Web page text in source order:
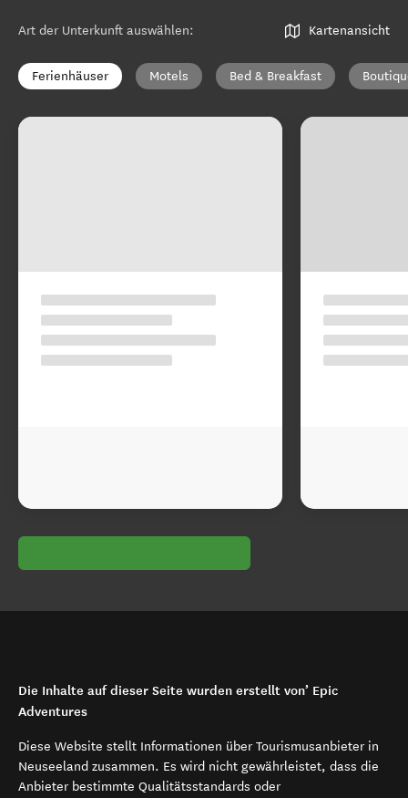
Art der Unterkunft auswählen: Kartenansicht
Ferienhäuser Motels Bed & Breakfast
Die Inhalte auf dieser Seite wurden erstellt von’ Epic
Adventures
Diese Website stellt Informationen über Tourismusanbieter in
Neuseeland zusammen. Es wird nicht gewährleistet, dass die
Anbieter bestimmte Qualitätsstandards oder